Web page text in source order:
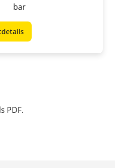
bar
PDF.